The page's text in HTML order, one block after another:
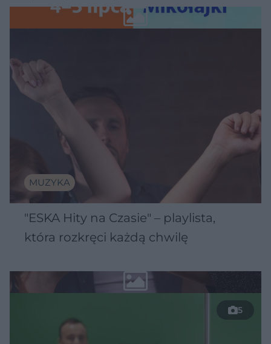
Wawelu
MUZYKA
"ESKA Hity na Czasie" – playlista,
która rozkręci każdą chwilę
5